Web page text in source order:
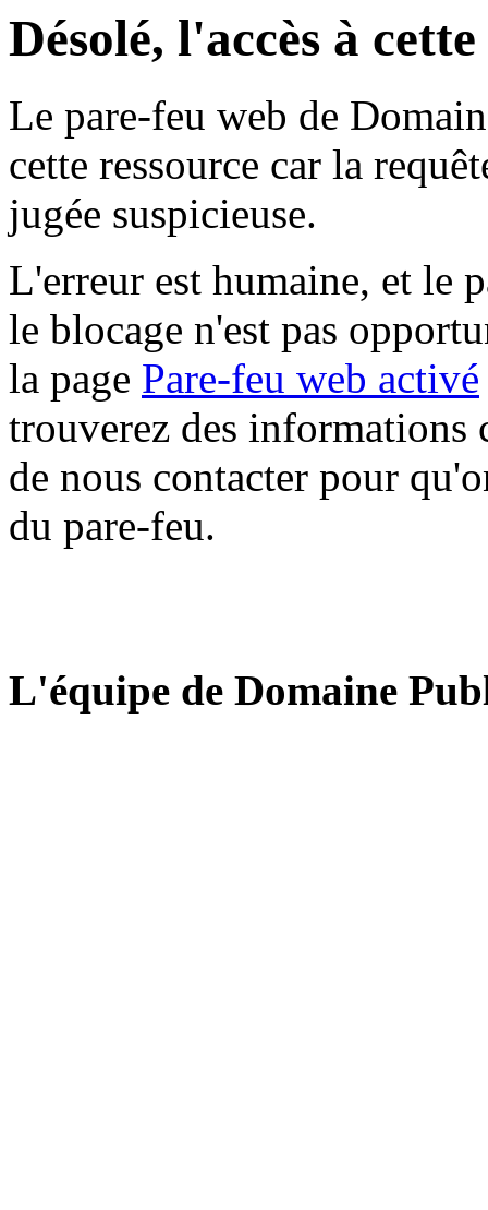
Désolé, l'accès à
Le pare-feu web de
cette ressource car la
jugée suspicieuse.
L'erreur est humaine, et le
le blocage n'est pas
la page Pare-feu web activé
trouverez des informations
de nous contacter pour
du pare-feu.
L'équipe de Domaine